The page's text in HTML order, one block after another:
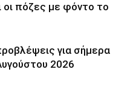
οι πόζες με φόντο το
για σήμερα
2026